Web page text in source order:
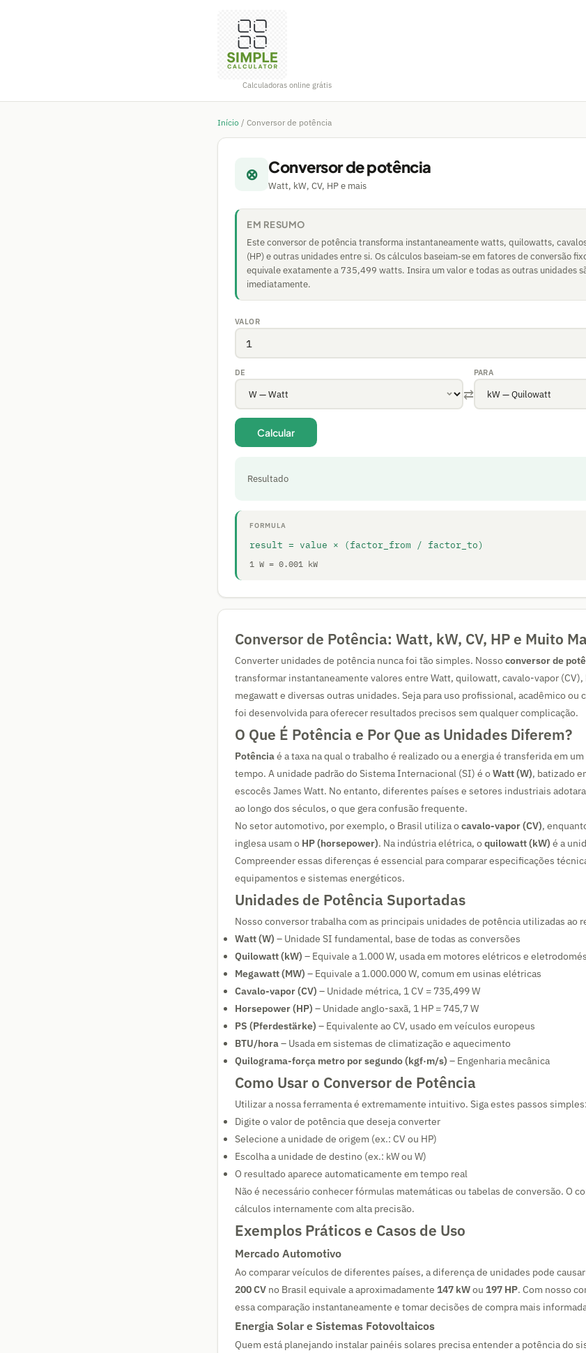
Calculadoras online grátis
Início / Conversor de potência
⊗ Conversor de potência
Watt, kW, CV, HP e mais
EM RESUMO
Este conversor de potência transforma instantaneamente watts, quilowatts,
(HP) e outras unidades entre si. Os cálculos baseiam-se em fatores de conversão
equivale exatamente a 735,499 watts. Insira um valor e todas as outras unidades
imediatamente.
VALOR
DE
⇄
PARA
Calcular
Resultado
FORMULA
result = value × (factor_from / factor_to)
1 W = 0.001 kW
Conversor de Potência: Watt, kW, CV, HP e Muito
Converter unidades de potência nunca foi tão simples. Nossoconversor de
transformar instantaneamente valores entre Watt, quilowatt, cavalo-vapor (CV),
megawatt e diversas outras unidades. Seja para uso profissional, acadêmico ou
foi desenvolvida para oferecer resultados precisos sem qualquer complicação.
O Que É Potência e Por Que as Unidades Diferem?
Potênciaé a taxa na qual o trabalho é realizado ou a energia é transferida em
tempo. A unidade padrão do Sistema Internacional (SI) é oWatt (W), batizado
escocês James Watt. No entanto, diferentes países e setores industriais
ao longo dos séculos, o que gera confusão frequente.
No setor automotivo, por exemplo, o Brasil utiliza ocavalo-vapor (CV),
inglesa usam o HP (horsepower). Na indústria elétrica, oquilowatt (kW) é a
Compreender essas diferenças é essencial para comparar especificações
equipamentos e sistemas energéticos.
Unidades de Potência Suportadas
Nosso conversor trabalha com as principais unidades de potência utilizadas ao
Watt (W) – Unidade SI fundamental, base de todas as conversões
Quilowatt (kW) – Equivale a 1.000 W, usada em motores elétricos e
Megawatt (MW) – Equivale a 1.000.000 W, comum em usinas elétricas
Cavalo-vapor (CV) – Unidade métrica, 1 CV = 735,499 W
Horsepower (HP) – Unidade anglo-saxã, 1 HP = 745,7 W
PS (Pferdestärke) – Equivalente ao CV, usado em veículos europeus
BTU/hora– Usada em sistemas de climatização e aquecimento
Quilograma-força metro por segundo (kgf·m/s) – Engenharia mecânica
Como Usar o Conversor de Potência
Utilizar a nossa ferramenta é extremamente intuitivo. Siga estes passos simples:
Digite o valor de potência que deseja converter
Selecione a unidade de origem (ex.: CV ou HP)
Escolha a unidade de destino (ex.: kW ou W)
O resultado aparece automaticamente em tempo real
Não é necessário conhecer fórmulas matemáticas ou tabelas de conversão. O
cálculos internamente com alta precisão.
Exemplos Práticos e Casos de Uso
Mercado Automotivo
Ao comparar veículos de diferentes países, a diferença de unidades pode
200 CV no Brasil equivale a aproximadamente 147 kWou 197 HP. Com nosso
essa comparação instantaneamente e tomar decisões de compra mais
Energia Solar e Sistemas Fotovoltaicos
Quem está planejando instalar painéis solares precisa entender a potência do